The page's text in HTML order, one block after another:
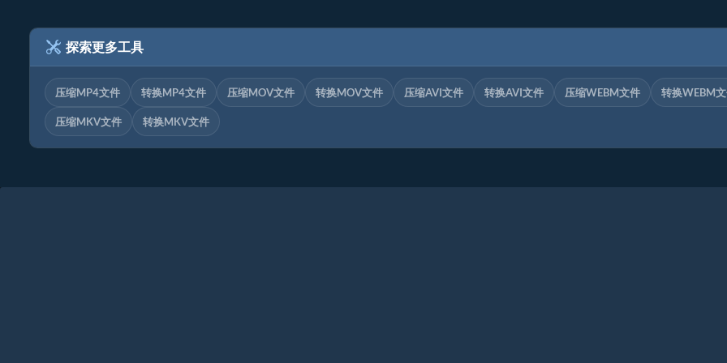
探索更多工具
压缩MP4文件 转换MP4文件 压缩MOV文件 转换MOV文件 压缩AVI文件 转换AVI文件 压缩WEBM文件 转换WEBM
压缩MKV文件 转换MKV文件